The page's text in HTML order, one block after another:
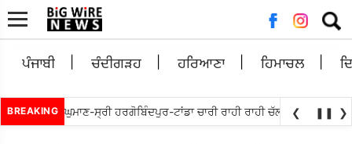
ਲਈ
ਖੋਜ:
ਪੰਜਾਬੀ ਚੰਦੀਗੜਹ ਹਰਿਆਣਾ ਹਿਮਾਚਲ
BREAKINGਵਲੋਘੁਮਾਣ-ਸ੍ਰੀ ਹਰਗੋਬਿੰਦਪੁਰ-ਟਾਂਡਾ ਚਾਰੀ ਰਾਹੀ ਰਾਹੀ ਚੱਲ ਕੇ ਮੁੜ ਅਲਾਟ
❮ ❚❚ ❯